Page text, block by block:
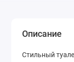
Описание
Стильный